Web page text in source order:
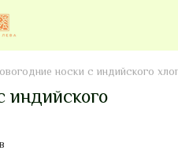
носки с индийского
индийского